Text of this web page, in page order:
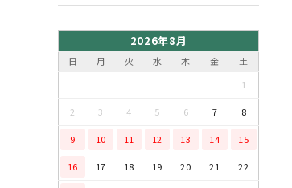
2026年8月
日 月 火 水 木 金
土
1
2 3 4 5 6 7 8
9 10 11 12 13 14 15
16 17 18 19 20 21 22